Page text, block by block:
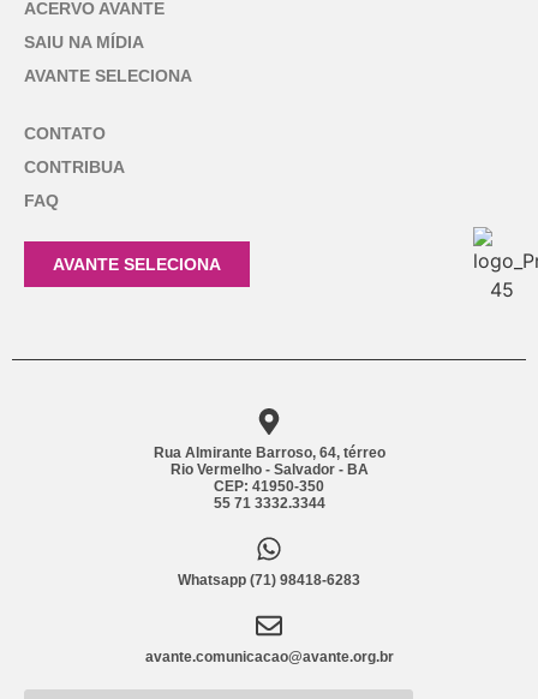
ACERVO AVANTE
SAIU NA MÍDIA
AVANTE SELECIONA
CONTATO
CONTRIBUA
FAQ
AVANTE SELECIONA
Rua Almirante Barroso, 64, térreo
Rio Vermelho - Salvador - BA
CEP: 41950-350
55 71 3332.3344
Whatsapp (71) 98418-6283
avante.comunicacao@avante.org.br